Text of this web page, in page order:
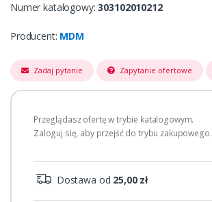
Numer katalogowy:303102010212
Producent: MDM
Zadaj pytanie Zapytanie ofertowe
Przeglądasz ofertę w trybie katalogowym.
Zaloguj się, aby przejść do trybu zakupowego.
Dostawa od 25,00 zł